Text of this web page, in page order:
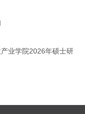
业学院2026年硕士研